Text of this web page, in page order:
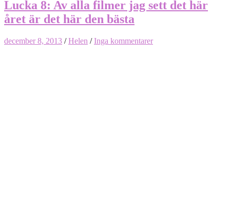
Lucka 8: Av alla filmer jag sett det här
året är det här den bästa
december 8, 2013 /Helen /Inga kommentarer